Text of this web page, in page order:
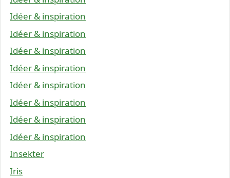
Idéer & inspiration
Idéer & inspiration
Idéer & inspiration
Idéer & inspiration
Idéer & inspiration
Idéer & inspiration
Idéer & inspiration
Idéer & inspiration
Insekter
Iris